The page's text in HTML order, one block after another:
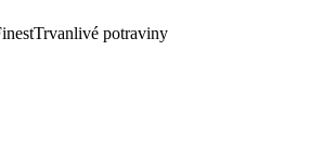
Trvanlivé potraviny